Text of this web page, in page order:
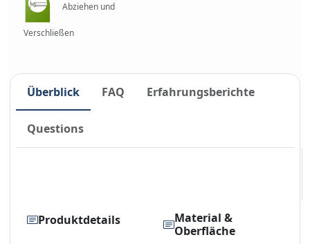
Abziehen und
Verschließen
Überblick FAQ Erfahrungsberichte
Questions
Produktdetails
Material &
Oberfläche